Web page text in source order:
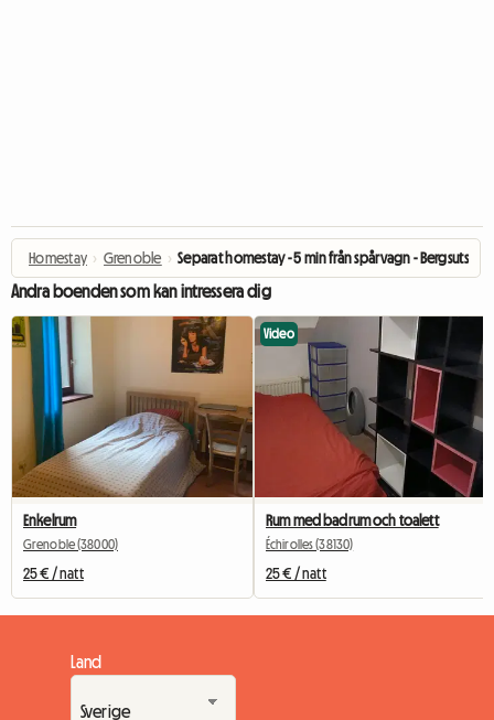
Homestay › Grenoble › Separat homestay - 5 min från spårvagn - Bergsutsikt
Andra boenden som kan intressera dig
Enkelrum
Grenoble (38000)
25 € / natt
Video
Rum med badrum och toalett
Échirolles (38130)
25 € / natt
Land